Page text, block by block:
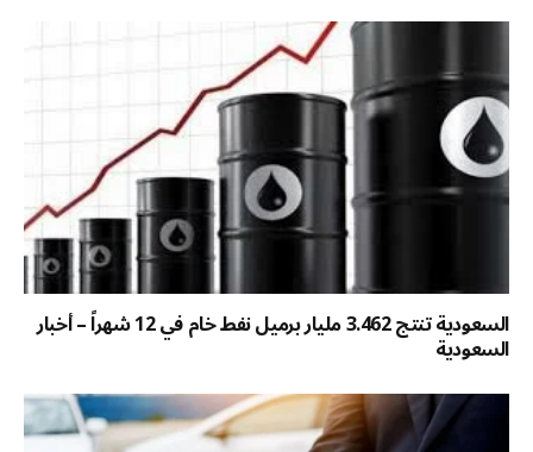
السعودية تنتج 3.462 مليار برميل نفط خام في 12 شهراً – أخبار
السعودية